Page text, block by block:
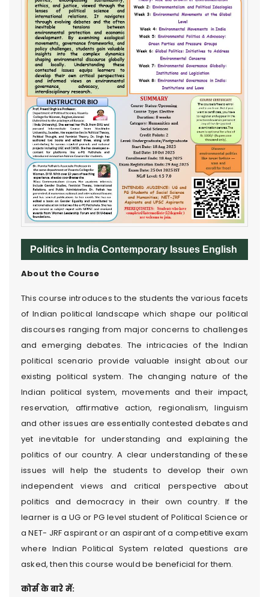
Politics in India Contemporary Issues English
About the Course
This course introduces to the students the various facets
of Indian political landscape which shape our political
discourses ranging from major concerns to challenges
and emerging debates. The intricacies of the Indian
political scenario provide valuable insight about our
existing political system. The changing nature of the
Indian political system, movements and their impact,
reservation, affirmative action, regionalism, linguism
and other issues are essentially contested debates and
yet inevitable for understanding and explaining the
politics of our country. A clear understanding of these
issues will help the students to develop their own
independent views and critical perspective about
politics and democracy in their own country. If the
learner is a UG or PG level student of Political Science or
a NET- JRF aspirant or an aspirant of a competitive exam
where Indian Political System related questions are
asked, then this course would be beneficial for them.
कोर्स के बारे में: